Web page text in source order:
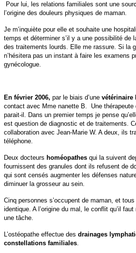
Pour lui, les relations familiales sont une
l’origine des douleurs physiques de maman.
Je m’inquiète pour elle et souhaite une
temps et déterminer s’il y a une possibilité de
des traitements lourds. Elle me rassure. Si la
n’hésitera pas un instant à faire les examens
gynécologue.
En février 2006, par le biais d’une vétérinaire
contact avec Mme nanette B. Une thérapeute
parait-il. Dans un premier temps je pense
est question de diagnostic et de traitements.
collaboration avec Jean-Marie W. A deux, ils
téléphone.
Deux docteurs homéopathes qui la suivent
fournissent des granules dont ils refusent de
qui sont censés augmenter les défenses
diminuer la grosseur au sein.
Cinq personnes s’occupent de maman, et
identique. A l’origine du mal, le conflit qu’il
une tâche.
L’ostéopathe effectue des drainages
constellations familiales.